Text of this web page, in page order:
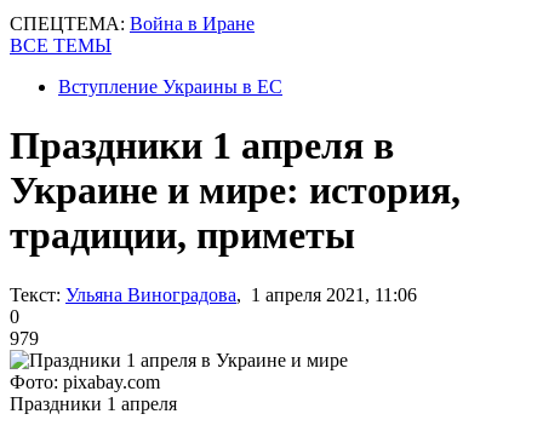
СПЕЦТЕМА: Война в Иране
ВСЕ ТЕМЫ
Вступление Украины в ЕС
Праздники 1 апреля в
Украине и мире: история,
традиции, приметы
Текст: Ульяна Виноградова, 1 апреля 2021, 11:06
0
979
Фото: pixabay.com
Праздники 1 апреля